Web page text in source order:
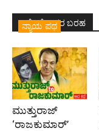
ಇದೇ ಲೇಖಕರ ಬರಹ
ನ್ಯಾಯ ಪಥ
ಮುತ್ತುರಾಜ್
‘ರಾಜಕುಮಾರ್‍’